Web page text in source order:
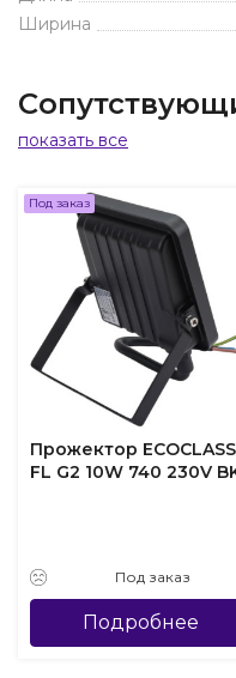
Ширина
показать все
Под заказ
Прожектор ECOCLASS
FL G2 10W 740 230V
Под заказ
Подробнее